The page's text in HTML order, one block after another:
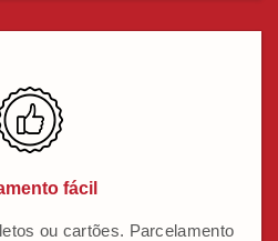
fácil
ou cartões. Parcelamento